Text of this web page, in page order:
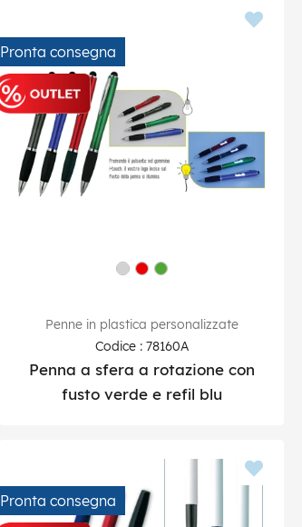
Pronta consegna
Penne in plastica personalizzate
Codice : 78160A
Penna a sfera a rotazione con
fusto verde e refil blu
Pronta consegna